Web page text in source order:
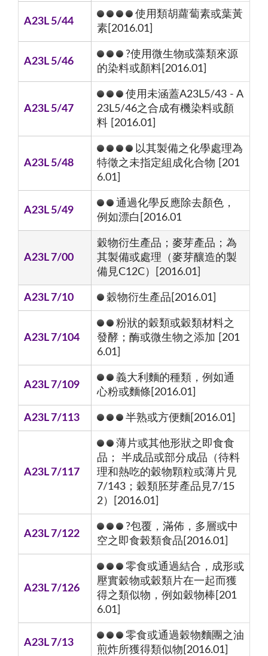
A23L 5/44
使用類胡蘿蔔素或葉黃
素[2016.01]
A23L 5/46
?使用微生物或藻類來源
的染料或顏料[2016.01]
A23L 5/47
使用未涵蓋A23L5/43 - A
23L5/46之合成有機染料或顏
料 [2016.01]
A23L 5/48
以其製備之化學處理為
特徵之未指定組成化合物 [201
6.01]
A23L 5/49
通過化學反應除去顏色，
例如漂白[2016.01
A23L 7/00
穀物衍生產品；麥芽產品；為
其製備或處理（麥芽釀造的製
備見C12C）[2016.01]
A23L 7/10 穀物衍生產品[2016.01]
A23L 7/104
粉狀的穀類或穀類材料之
發酵；酶或微生物之添加 [201
6.01]
A23L 7/109
義大利麵的種類，例如通
心粉或麵條[2016.01]
A23L 7/113 半熟或方便麵[2016.01]
A23L 7/117
薄片或其他形狀之即食食
品； 半成品或部分成品（待料
理和熱吃的穀物顆粒或薄片見
7/143；穀類胚芽產品見7/15
2）[2016.01]
A23L 7/122
?包覆，滿佈，多層或中
空之即食榖類食品[2016.01]
A23L 7/126
零食或通過結合，成形或
壓實穀物或穀類片在一起而獲
得之類似物，例如穀物棒[201
6.01]
A23L 7/13
零食或通過穀物麵團之油
煎炸所獲得類似物[2016.01]